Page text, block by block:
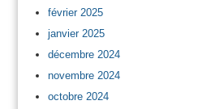
février 2025
janvier 2025
décembre 2024
novembre 2024
octobre 2024